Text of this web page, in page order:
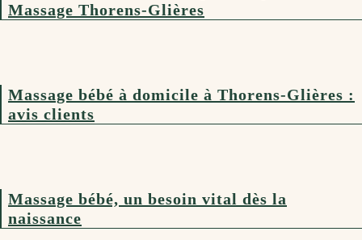
Massage Thorens-Glières
Massage bébé à domicile à Thorens-Glières :
avis clients
Massage bébé, un besoin vital dès la
naissance